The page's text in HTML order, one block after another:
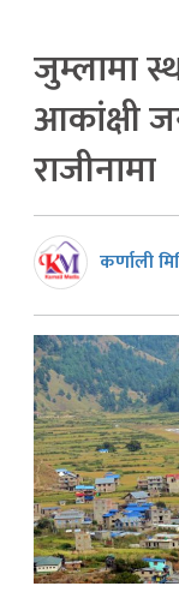
जुम्लामा
आकांक्षी
राजीनामा
कर्णाली